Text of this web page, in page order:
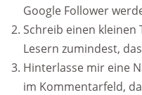
Google Follower
Schreib einen kleinen
Lesern zumindest,
Hinterlasse mir eine
im Kommentarfeld,